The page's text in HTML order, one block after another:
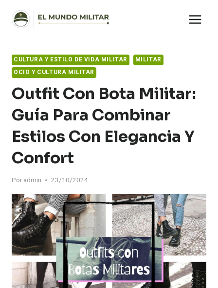
contenido
CULTURA Y ESTILO DE VIDA MILITAR
MILITAR
OCIO Y CULTURA MILITAR
Outfit Con Bota Militar:
Guía Para Combinar
Estilos Con Elegancia Y
Confort
Por admin 23/10/2024